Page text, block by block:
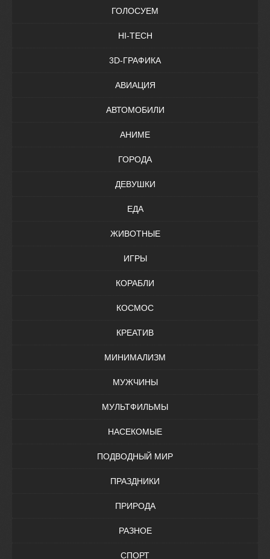
ГОЛОСУЕМ
HI-TECH
3D-ГРАФИКА
АВИАЦИЯ
АВТОМОБИЛИ
АНИМЕ
ГОРОДА
ДЕВУШКИ
ЕДА
ЖИВОТНЫЕ
ИГРЫ
КОРАБЛИ
КОСМОС
КРЕАТИВ
МИНИМАЛИЗМ
МУЖЧИНЫ
МУЛЬТФИЛЬМЫ
НАСЕКОМЫЕ
ПОДВОДНЫЙ МИР
ПРАЗДНИКИ
ПРИРОДА
РАЗНОЕ
СПОРТ